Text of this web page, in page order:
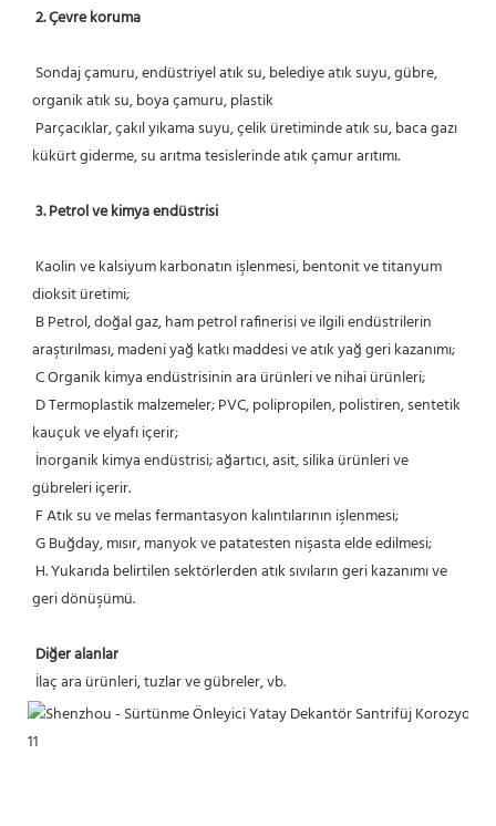
2. Çevre koruma
organik atık su, boya çamuru, plastik
kükürt giderme, su arıtma tesislerinde atık çamur arıtımı.
3. Petrol ve kimya endüstrisi
dioksit üretimi;
araştırılması, madeni yağ katkı maddesi ve atık yağ geri kazanımı;
C Organik kimya endüstrisinin ara ürünleri ve nihai ürünleri;
kauçuk ve elyafı içerir;
gübreleri içerir.
F Atık su ve melas fermantasyon kalıntılarının işlenmesi;
G Buğday, mısır, manyok ve patatesten nişasta elde edilmesi;
geri dönüşümü.
Diğer alanlar
İlaç ara ürünleri, tuzlar ve gübreler, vb.